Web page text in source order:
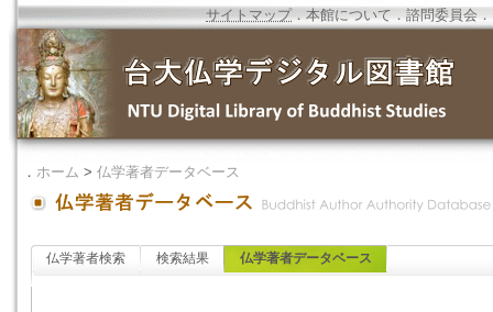
サイトマップ．本館について ．諮問委員会 ．
． ホーム > 仏学著者データベース
仏学著者検索 検索結果 仏学著者データベース